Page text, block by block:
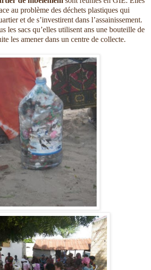
au problème des déchets plastiques qui
et de s’investirent dans l’assainissement.
les sacs qu’elles utilisent ans une bouteille de
les amener dans un centre de collecte.